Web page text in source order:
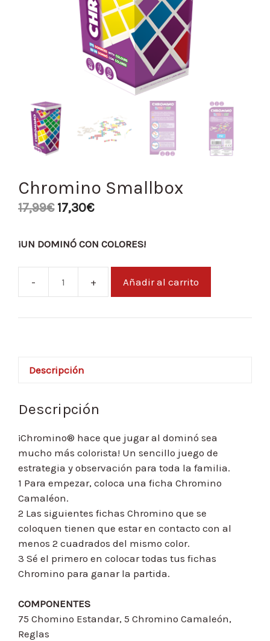
Chromino Smallbox
17,99€ 17,30€
¡UN DOMINÓ CON COLORES!
Chromino
cantidad
Añadir al carrito
Descripción
Descripción
¡Chromino® hace que jugar al dominó sea
mucho más colorista! Un sencillo juego de
estrategia y observación para toda la familia.
1 Para empezar, coloca una ficha Chromino
Camaléon.
2 Las siguientes fichas Chromino que se
coloquen tienen que estar en contacto con al
menos 2 cuadrados del mismo color.
3 Sé el primero en colocar todas tus fichas
Chromino para ganar la partida.
COMPONENTES
75 Chomino Estandar, 5 Chromino Camaleón,
Reglas